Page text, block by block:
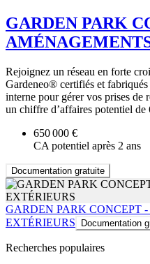
GARDEN PARK
Rejoignez un réseau en forte
Gardeneo® certifiés et fabriqués
interne pour gérer vos prises de
un chiffre dʼaffaires potentiel de
650 000 €
CA potentiel après 2 ans
Documentation gratuite
GARDEN PARK CONCEPT
EXTÉRIEURS
Documentation
Recherches populaires